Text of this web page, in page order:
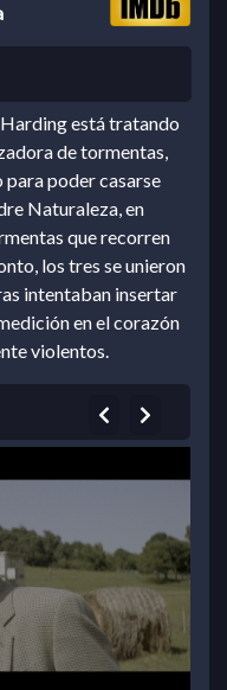
está tratando
de tormentas,
poder casarse
Naturaleza, en
que recorren
los tres se unieron
intentaban insertar
en el corazón
violentos.
Previous